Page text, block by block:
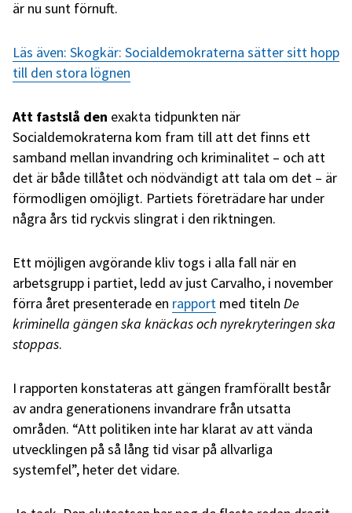
är nu sunt förnuft.
Läs även: Skogkär: Socialdemokraterna sätter sitt hopp
till den stora lögnen
Att fastslå den exakta tidpunkten när
Socialdemokraterna kom fram till att det finns ett
samband mellan invandring och kriminalitet – och att
det är både tillåtet och nödvändigt att tala om det – är
förmodligen omöjligt. Partiets företrädare har under
några års tid ryckvis slingrat i den riktningen.
Ett möjligen avgörande kliv togs i alla fall när en
arbetsgrupp i partiet, ledd av just Carvalho, i november
förra året presenterade en rapport med titeln De
kriminella gängen ska knäckas och nyrekryteringen ska
stoppas.
I rapporten konstateras att gängen framförallt består
av andra generationens invandrare från utsatta
områden. “Att politiken inte har klarat av att vända
utvecklingen på så lång tid visar på allvarliga
systemfel”, heter det vidare.